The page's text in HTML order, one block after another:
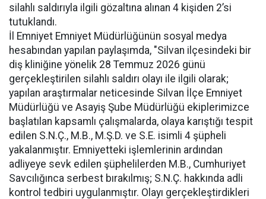
silahlı saldırıyla ilgili gözaltına alınan 4 kişiden 2’si
tutuklandı.
İl Emniyet Emniyet Müdürlüğünün sosyal medya
hesabından yapılan paylaşımda, "Silvan ilçesindeki bir
diş kliniğine yönelik 28 Temmuz 2026 günü
gerçekleştirilen silahlı saldırı olayı ile ilgili olarak;
yapılan araştırmalar neticesinde Silvan İlçe Emniyet
Müdürlüğü ve Asayiş Şube Müdürlüğü ekiplerimizce
başlatılan kapsamlı çalışmalarda, olaya karıştığı tespit
edilen S.N.Ç., M.B., M.Ş.D. ve S.E. isimli 4 şüpheli
yakalanmıştır. Emniyetteki işlemlerinin ardından
adliyeye sevk edilen şüphelilerden M.B., Cumhuriyet
Savcılığınca serbest bırakılmış; S.N.Ç. hakkında adli
kontrol tedbiri uygulanmıştır. Olayı gerçekleştirdikleri